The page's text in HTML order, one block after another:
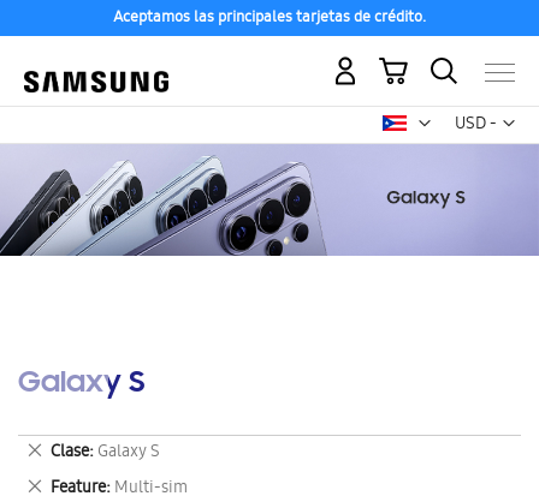
Aceptamos las principales tarjetas de crédito.
USD -
dólar
Mi carrito
Galaxy S
Clase Galaxy S
Eliminar
este
Feature Multi-sim
Eliminar